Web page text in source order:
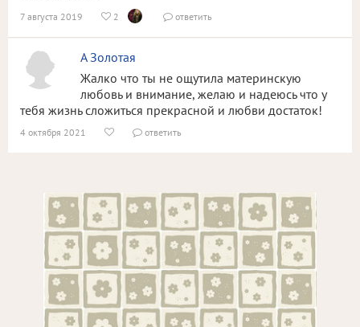
7 августа 2019  2  ответить
А Золотая
Жалко что ты не ощутила материнскую
любовь и внимание, желаю и надеюсь что у
тебя жизнь сложиться прекрасной и любви достаток!
4 октября 2021   ответить